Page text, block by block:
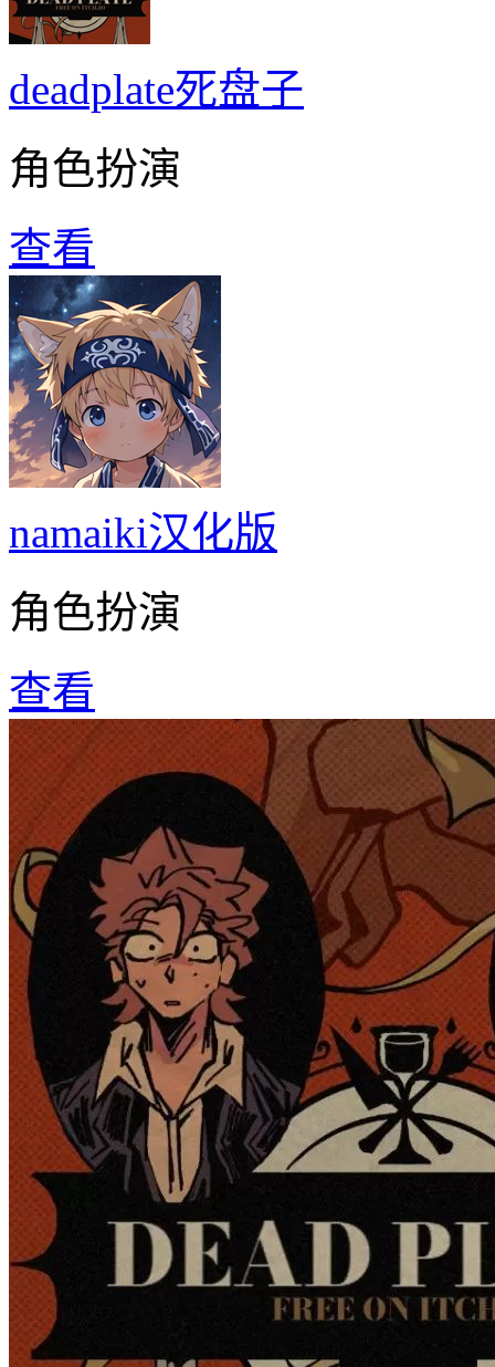
deadplate死盘子
角色扮演
查看
namaiki汉化版
角色扮演
查看